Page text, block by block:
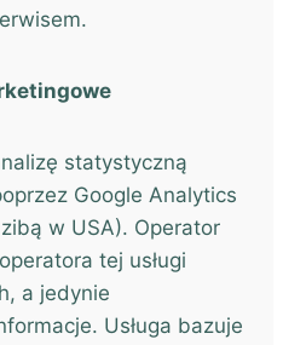
statystyczną
Google Analytics
w USA). Operator
tej usługi
a jedynie
Usługa bazuje